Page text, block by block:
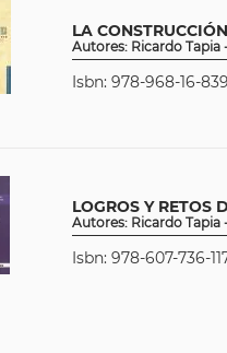
LA
Autores: Ricardo Tapia
Isbn: 978-968-16-
LOGROS Y RETOS
Autores: Ricardo Tapia
Isbn: 978-607-736-